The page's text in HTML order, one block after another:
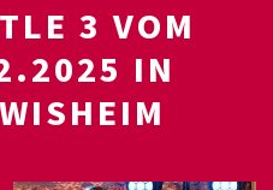
3 VOM
IN